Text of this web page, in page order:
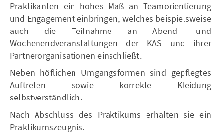
Praktikanten ein hohes Maß an Teamorientierung
und Engagement einbringen, welches beispielsweise
auch die Teilnahme an Abend- und
Wochenendveranstaltungen der KAS und ihrer
Partnerorganisationen einschließt.
Neben höflichen Umgangsformen sind gepflegtes
Auftreten sowie korrekte Kleidung
selbstverständlich.
Nach Abschluss des Praktikums erhalten sie ein
Praktikumszeugnis.